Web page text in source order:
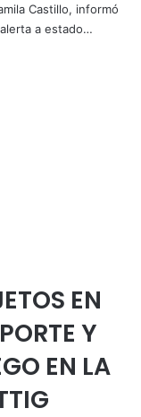
Castillo, informó
a estado…
EN
Y
EN LA